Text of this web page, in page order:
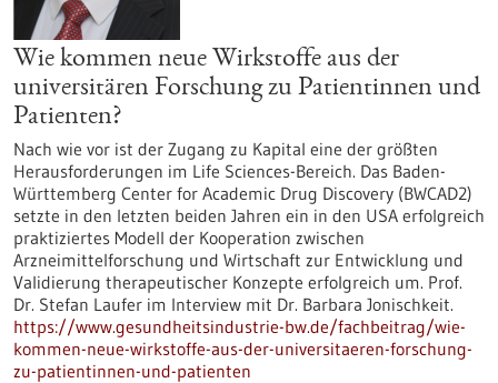
Wie kommen neue Wirkstoffe aus der
universitären Forschung zu Patientinnen und
Patienten?
Nach wie vor ist der Zugang zu Kapital eine der größten
Herausforderungen im Life Sciences-Bereich. Das Baden-
Württemberg Center for Academic Drug Discovery (BWCAD2)
setzte in den letzten beiden Jahren ein in den USA erfolgreich
praktiziertes Modell der Kooperation zwischen
Arzneimittelforschung und Wirtschaft zur Entwicklung und
Validierung therapeutischer Konzepte erfolgreich um. Prof.
Dr. Stefan Laufer im Interview mit Dr. Barbara Jonischkeit.
https://www.gesundheitsindustrie-bw.de/fachbeitrag/wie-
kommen-neue-wirkstoffe-aus-der-universitaeren-forschung-
zu-patientinnen-und-patienten